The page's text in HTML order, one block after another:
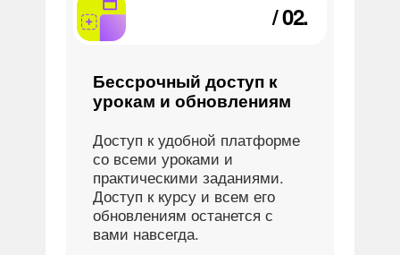
Бессрочный доступ к
урокам и обновлениям
Доступ к удобной платформе
со всеми уроками и
практическими заданиями.
Доступ к курсу и всем его
обновлениям останется с
вами навсегда.
/ 02.